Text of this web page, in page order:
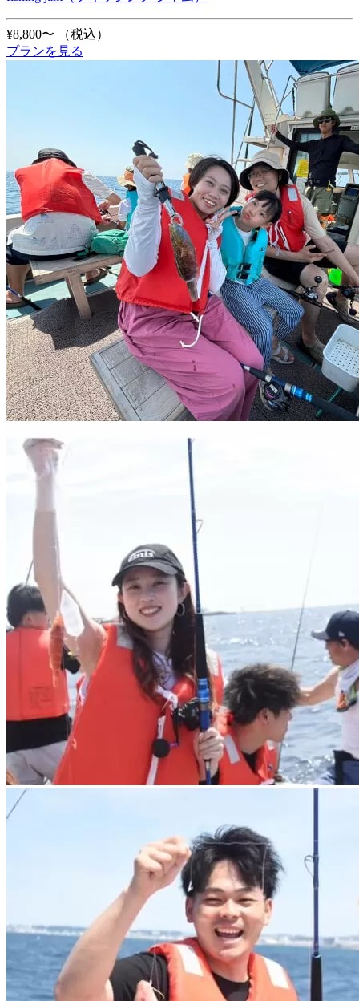
¥8,800〜
（税込）
プランを見る